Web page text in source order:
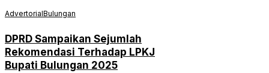
AdvertorialBulungan
DPRD Sampaikan Sejumlah
Rekomendasi Terhadap LPKJ
Bupati Bulungan 2025